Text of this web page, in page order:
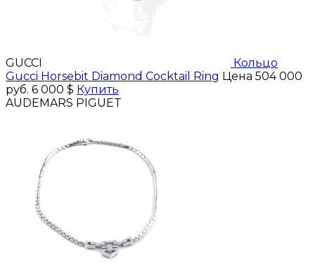
GUCCI
Кольцо
Gucci Horsebit Diamond Cocktail Ring Цена 504 000
руб. 6 000 $ Купить
AUDEMARS PIGUET